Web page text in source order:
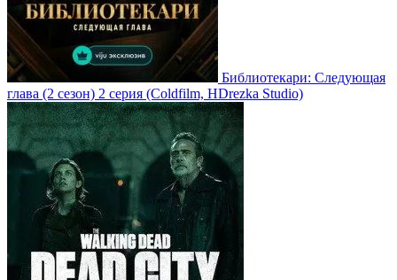
Библиотекари: Следующая
глава (2 сезон) 2 серия (Coldfilm, HDrezka Studio)